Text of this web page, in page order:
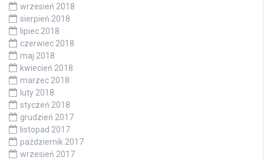
wrzesień 2018
sierpień 2018
lipiec 2018
czerwiec 2018
maj 2018
kwiecień 2018
marzec 2018
luty 2018
styczeń 2018
grudzień 2017
listopad 2017
październik 2017
wrzesień 2017